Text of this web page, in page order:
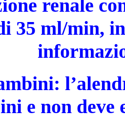
renale
35 ml/min,
e non deve